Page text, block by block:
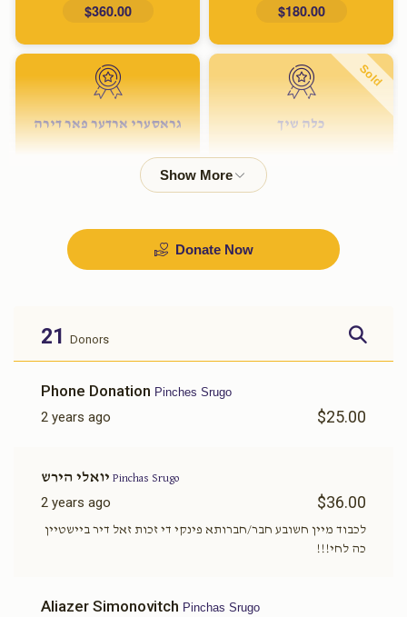
$180.00
$360.00
Sold
כלה שיך גראסערי ארדער פאר דירה
Sold
$1,500.00
Sold
מזוזות
Donate Now
21 Donors
Phone Donation Pinches Srugo
2 years ago $25.00
Pinchas Srugo
2 years ago $36.00
לכבוד מיין חשובע חבר/חברותא פינקי די זכות זאל דיר ביישטיין
כה לחי!!!
Aliazer Simonovitch Pinchas Srugo